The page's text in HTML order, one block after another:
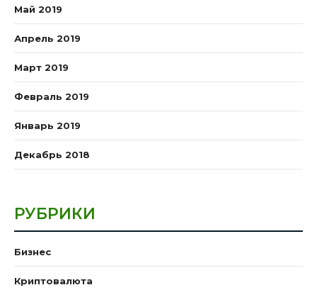
Май 2019
Апрель 2019
Март 2019
Февраль 2019
Январь 2019
Декабрь 2018
РУБРИКИ
Бизнес
Криптовалюта